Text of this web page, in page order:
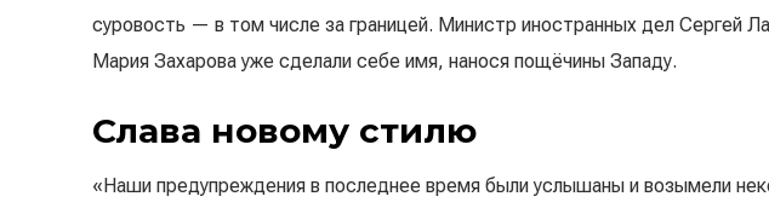
суровость — в том числе за границей. Министр иностранных дел Сергей
Мария Захарова уже сделали себе имя, нанося пощёчины Западу.
Слава новому стилю
«Наши предупреждения в последнее время были услышаны и возымели